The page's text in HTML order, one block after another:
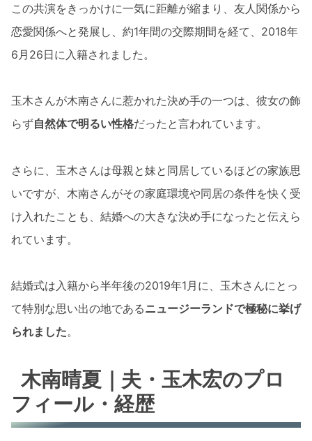
この共演をきっかけに一気に距離が縮まり、友人関係から
恋愛関係へと発展し、約1年間の交際期間を経て、2018年
6月26日に入籍されました。
玉木さんが木南さんに惹かれた決め手の一つは、彼女の飾
らず自然体で明るい性格だったと言われています。
さらに、玉木さんは母親と妹と同居しているほどの家族思
いですが、木南さんがその家庭環境や同居の条件を快く受
け入れたことも、結婚への大きな決め手になったと伝えら
れています。
結婚式は入籍から半年後の2019年1月に、玉木さんにとっ
て特別な思い出の地であるニュージーランドで極秘に挙げ
られました。
木南晴夏｜夫・玉木宏のプロ
フィール・経歴